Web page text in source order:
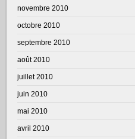
novembre 2010
octobre 2010
septembre 2010
août 2010
juillet 2010
juin 2010
mai 2010
avril 2010